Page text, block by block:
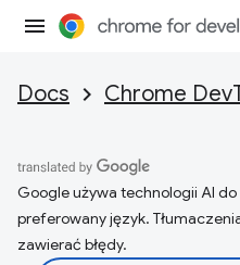
Docs Chrome
Google używa technologii AI
preferowany język.
zawierać błędy.